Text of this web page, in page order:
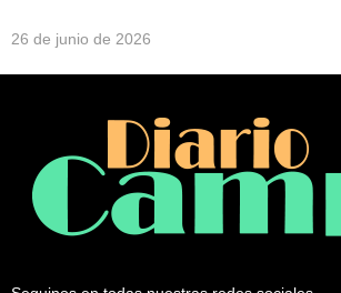
26 de junio de 2026